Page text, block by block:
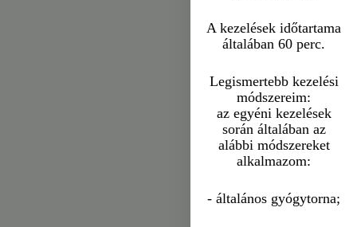
A kezelések időtartama
általában 60 perc.
Legismertebb kezelési
módszereim:
az egyéni kezelések
során általában az
alábbi módszereket
alkalmazom:
- általános gyógytorna;